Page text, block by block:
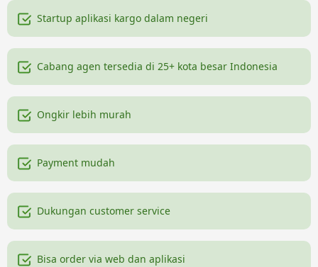
Startup aplikasi kargo dalam negeri
Cabang agen tersedia di 25+ kota besar Indonesia
Ongkir lebih murah
Payment mudah
Dukungan customer service
Bisa order via web dan aplikasi